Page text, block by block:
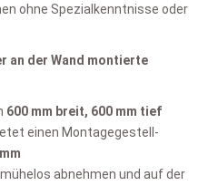
ohne Spezialkenntnisse oder
an der Wand montierte
600 mm breit, 600 mm tief
einen Montagegestell-
abnehmen und auf der